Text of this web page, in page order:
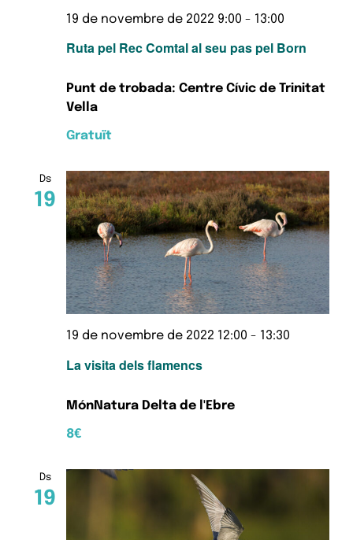
Ruta pel Rec Comtal al seu pas pel Born
19 de novembre de 2022 9:00 - 13:00
Punt de trobada: Centre Cívic de Trinitat
Vella
Gratuït
Ds
19
La visita dels flamencs
19 de novembre de 2022 12:00 - 13:30
MónNatura Delta de l'Ebre
8€
Ds
19